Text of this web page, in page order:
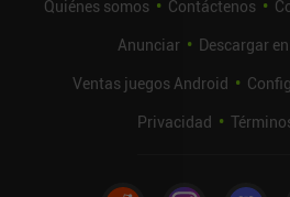
Quiénes somos Contáctenos
Anunciar
Descargar
Ventas juegos Android
Privacidad